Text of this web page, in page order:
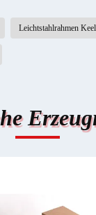
Leichtstahlrahmen Keel